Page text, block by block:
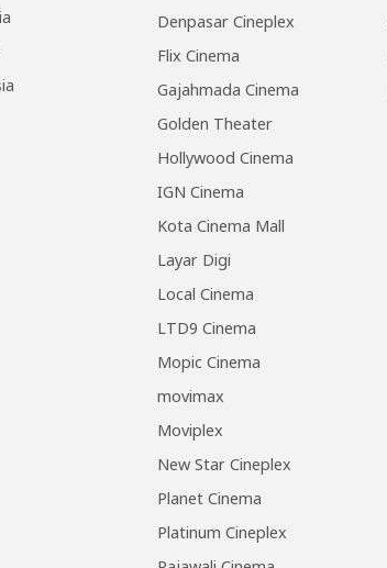
Denpasar Cineplex
Flix Cinema
Gajahmada Cinema
Golden Theater
Hollywood Cinema
IGN Cinema
Kota Cinema Mall
Layar Digi
Local Cinema
LTD9 Cinema
Mopic Cinema
movimax
Moviplex
New Star Cineplex
Planet Cinema
Platinum Cineplex